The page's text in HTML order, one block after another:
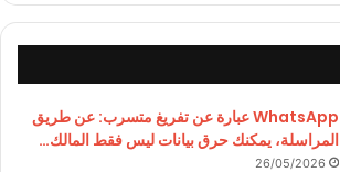
WhatsApp عبارة عن تفريغ متسرب: عن طريق
المراسلة، يمكنك حرق بيانات ليس فقط المالك…
26/05/2026